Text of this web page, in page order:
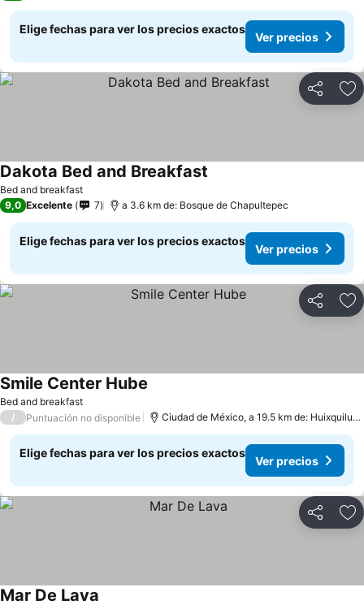
Elige fechas para ver los precios exactos
Ver precios
Compartir
Bed and breakfast
Dakota Bed and Breakfast
9,0 Excelente 7 a 3.6 km de: Bosque de Chapultepec
Elige fechas para ver los precios exactos
Ver precios
Compartir
Bed and breakfast
Smile Center Hube
/ Puntuación no disponible Ciudad de México, a 19.5 km de: Huixquilucan
Elige fechas para ver los precios exactos
Ver precios
Compartir
Mar De Lava